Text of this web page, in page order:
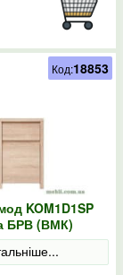
KOM1D1SP
БРВ (ВМК)
Код:18853